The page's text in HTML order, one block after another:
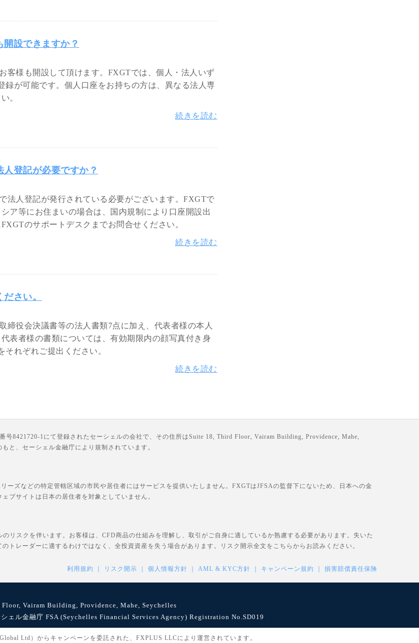
設できますか？
客様も開設して頂けます。FXGTでは、個人・法人いず
が可能です。個人口座をお持ちの方は、異なる法人専
。
続きを読む
登記が必要ですか？
法人登記が発行されている必要がございます。FXGTで
ア等にお住まいの場合は、国内規制により口座開設出
のサポートデスクまでお問合せください。
続きを読む
さい。
役会決議書等の法人書類7点に加え、代表者様の本人
表者様の書類については、有効期限内の顔写真付き身
れぞれご提出ください。
続きを読む
8421720-1にて登録されたセーシェルの会社で、その住所はSuite 18, Third Floor, Vairam Building, Providence, Mahe,
と、セーシェル金融庁により規制されています。
ーズなどの特定管轄区域の市民や居住者にはサービスを提供いたしません。FXGTはJFSAの監督下にないため、日本への金
ブサイトは日本の居住者を対象としていません。
リスクを伴います。お客様は、CFD商品の仕組みを理解し、取引がご自身に適しているか熟慮する必要があります。失いた
トレーダーに適するわけではなく、全投資資産を失う場合があります。リスク開示全文を こちら からお読みください。
利用規約 リスク開示 個人情報方針 AML & KYC方針 キャンペーン規約 損害賠償責任保険
Vairam Building, Providence, Mahe, Seychelles
ェル金融庁 FSA (Seychelles Financial Services Agency) Registration No.SD019
Ltd）からキャンペーンを委託された、FXPLUS LLCにより運営されています。